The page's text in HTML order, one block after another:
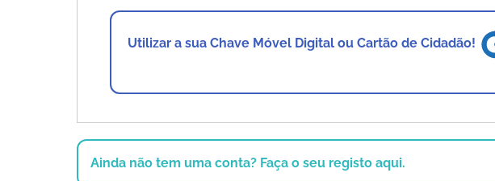
Utilizar a sua Chave Móvel Digital ou Cartão de Cidadão!
Ainda não tem uma conta? Faça o seu registo aqui.